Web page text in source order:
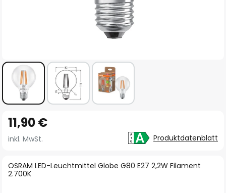
Anfang
der
springen
OSRAM LED-Leuchtmittel Globe G80 E27 2,2W Filament
2.700K
11,90 €
inkl. MwSt. Produktdatenblatt